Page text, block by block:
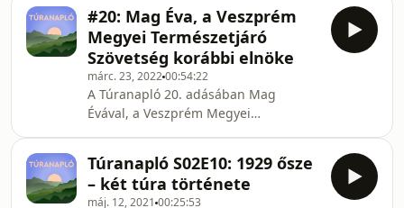
tudjak vadkempingezni, ezé
beszélgetek. Szóba kerül az Márton
életpályája, a Lokomotív Turista
Egyesület és az Országos Kéktúra
ahhoz szorosan kapcsolódó története.
Elsősorban a tíz évvel ezelőtti OKT60
és az idei OKT70 mozgalmakról
kérdeztem, de sok, a podcastban
eddig nem hallott részletre is fény
derül a Kéktúra első éveiből
#20: Mag Éva, a Veszprém
Megyei Természetjáró
Szövetség korábbi elnöke
márc. 23, 202200:54:22
A Túranapló 20. adásában Mag
Évával, a Veszprém Megyei
beszélgetésünkben számtalan téma
szóba került: Éva élettörténete az
Túranapló S02E10: 1929 ősze
– két túra története
máj. 12, 2021 00:25:53